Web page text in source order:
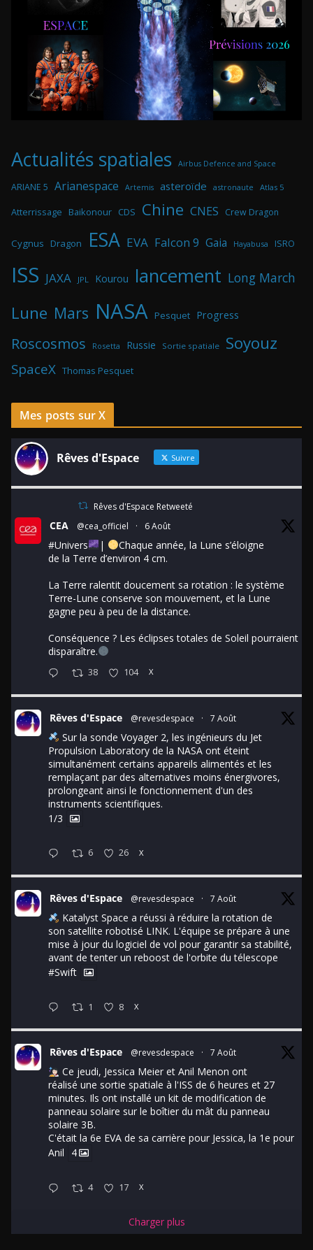
Actualités spatiales Airbus Defence and Space
ARIANE 5 Arianespace Artemis asteroïde astronaute Atlas 5
Atterrissage Baikonour CDS Chine CNES Crew Dragon
Cygnus Dragon ESA EVA Falcon 9 Gaia Hayabusa ISRO
ISS JAXA JPL Kourou lancement Long March
Lune Mars NASA Pesquet Progress
Roscosmos Rosetta Russie Sortie spatiale Soyouz
SpaceX Thomas Pesquet
Mes posts sur X
Rêves d'Espace Suivre
Rêves d'Espace Retweeté
CEA @cea_officiel · 6 Août
#Univers |
Chaque année, la Lune s’éloigne
de la Terre d’environ 4 cm.
La Terre ralentit doucement sa rotation : le système
Terre-Lune conserve son mouvement, et la Lune
gagne peu à peu de la distance.
Conséquence ? Les éclipses totales de Soleil pourraient
disparaître.
38 104 X
Rêves d'Espace @revesdespace · 7 Août
Sur la sonde Voyager 2, les ingénieurs du Jet
Propulsion Laboratory de la NASA ont éteint
simultanément certains appareils alimentés et les
remplaçant par des alternatives moins énergivores,
prolongeant ainsi le fonctionnement d'un des
instruments scientifiques.
1/3
6 26 X
Rêves d'Espace @revesdespace · 7 Août
Katalyst Space a réussi à réduire la rotation de
son satellite robotisé LINK. L'équipe se prépare à une
mise à jour du logiciel de vol pour garantir sa stabilité,
avant de tenter un reboost de l'orbite du télescope
#Swift
1 8 X
Rêves d'Espace @revesdespace · 7 Août
Ce jeudi, Jessica Meier et Anil Menon ont
réalisé une sortie spatiale à l'ISS de 6 heures et 27
minutes. Ils ont installé un kit de modification de
panneau solaire sur le boîtier du mât du panneau
solaire 3B.
C'était la 6e EVA de sa carrière pour Jessica, la 1e pour
Anil
4
4 17 X
Charger plus